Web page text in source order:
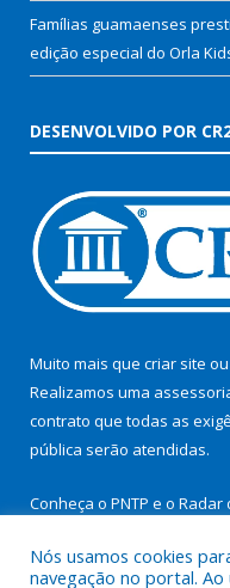
Famílias guamaenses
edição especial do Orla
DESENVOLVIDO POR
Muito mais que criar site ou
Realizamos uma
contrato que todas as
pública serão atendidas.
Conheça o PNTP e o Radar
Nós usamos cookies
navegação no portal.